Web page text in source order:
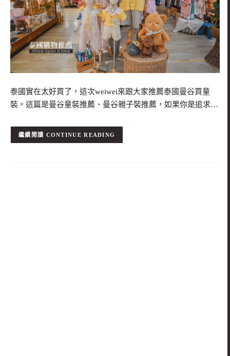
泰國實在太好買了，這次weiwei來跟大家推薦泰國曼谷買童
裝。這篇是曼谷童裝推薦、曼谷親子裝推薦，如果你是追求…
CONTINUE READING